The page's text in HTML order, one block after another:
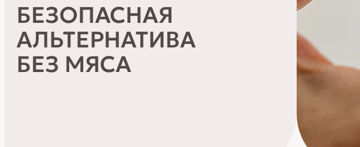
БЕЗОПАСНАЯ
АЛЬТЕРНАТИВА
БЕЗ МЯСА